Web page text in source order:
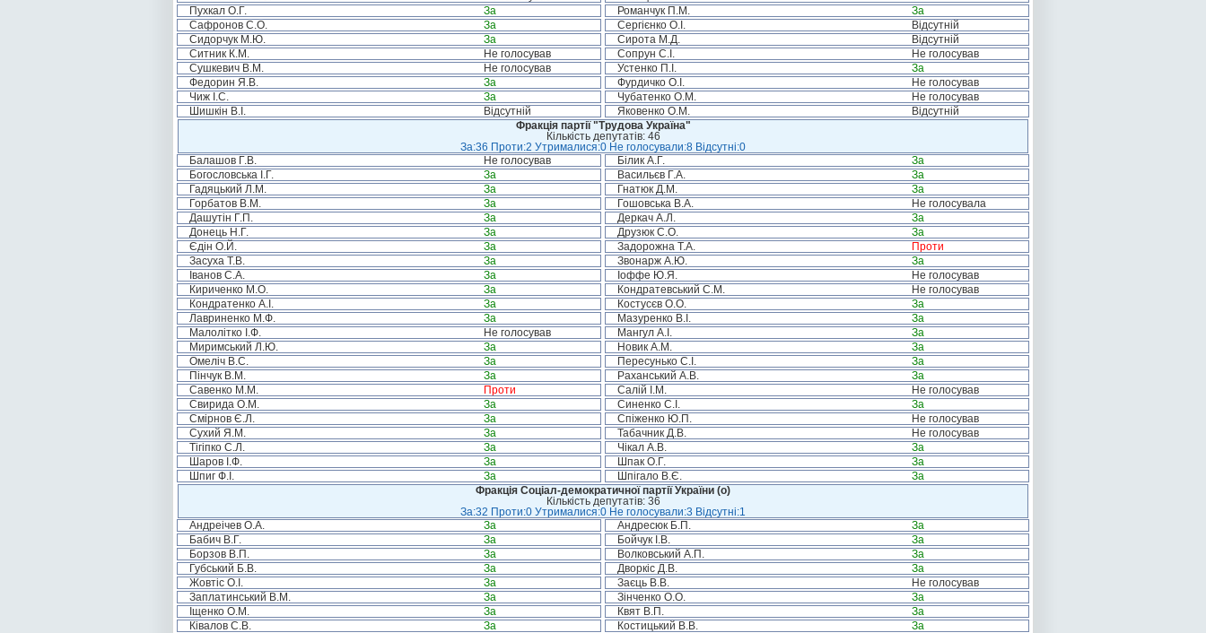
Пухкал О.Г.
За Романчук П.М.
За
Сафронов С.О.
За Сергієнко О.І.
Відсутній
Сидорчук М.Ю.
За Сирота М.Д.
Відсутній
Ситник К.М.
Не голосував Сопрун С.І.
Не голосував
Сушкевич В.М.
Не голосував Устенко П.І.
За
Федорин Я.В.
За Фурдичко О.І.
Не голосував
Чиж І.С.
За Чубатенко О.М.
Не голосував
Шишкін В.І.
Відсутній Яковенко О.М.
Відсутній
Фракція партії "Трудова Україна"
Кількість депутатів: 46
За:36 Проти:2 Утрималися:0 Не голосували:8 Відсутні:0
Балашов Г.В.
Не голосував Білик А.Г.
За
Богословська І.Г.
За Васильєв Г.А.
За
Гадяцький Л.М.
За Гнатюк Д.М.
За
Горбатов В.М.
За Гошовська В.А.
Не голосувала
Дашутін Г.П.
За Деркач А.Л.
За
Донець Н.Г.
За Друзюк С.О.
За
Єдін О.Й.
За Задорожна Т.А.
Проти
Засуха Т.В.
За Звонарж А.Ю.
За
Іванов С.А.
За Іоффе Ю.Я.
Не голосував
Кириченко М.О.
За Кондратевський С.М.
Не голосував
Кондратенко А.І.
За Костусєв О.О.
За
Лавриненко М.Ф.
За Мазуренко В.І.
За
Малолітко І.Ф.
Не голосував Мангул А.І.
За
Миримський Л.Ю.
За Новик А.М.
За
Омеліч В.С.
За Пересунько С.І.
За
Пінчук В.М.
За Раханський А.В.
За
Савенко М.М.
Проти Салій І.М.
Не голосував
Свирида О.М.
За Синенко С.І.
За
Смірнов Є.Л.
За Спіженко Ю.П.
Не голосував
Сухий Я.М.
За Табачник Д.В.
Не голосував
Тігіпко С.Л.
За Чікал А.В.
За
Шаров І.Ф.
За Шпак О.Г.
За
Шпиг Ф.І.
За Шпігало В.Є.
За
Фракція Соціал-демократичної партії України (о)
Кількість депутатів: 36
За:32 Проти:0 Утрималися:0 Не голосували:3 Відсутні:1
Андреічев О.А.
За Андресюк Б.П.
За
Бабич В.Г.
За Бойчук І.В.
За
Борзов В.П.
За Волковський А.П.
За
Губський Б.В.
За Дворкіс Д.В.
За
Жовтіс О.І.
За Заєць В.В.
Не голосував
Заплатинський В.М.
За Зінченко О.О.
За
Іщенко О.М.
За Квят В.П.
За
Ківалов С.В.
За Костицький В.В.
За